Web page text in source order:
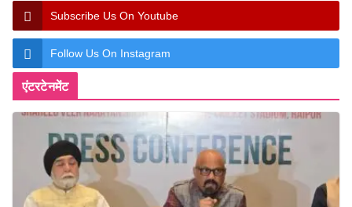
Subscribe Us On Youtube
Follow Us On Instagram
एंटरटेनमेंट